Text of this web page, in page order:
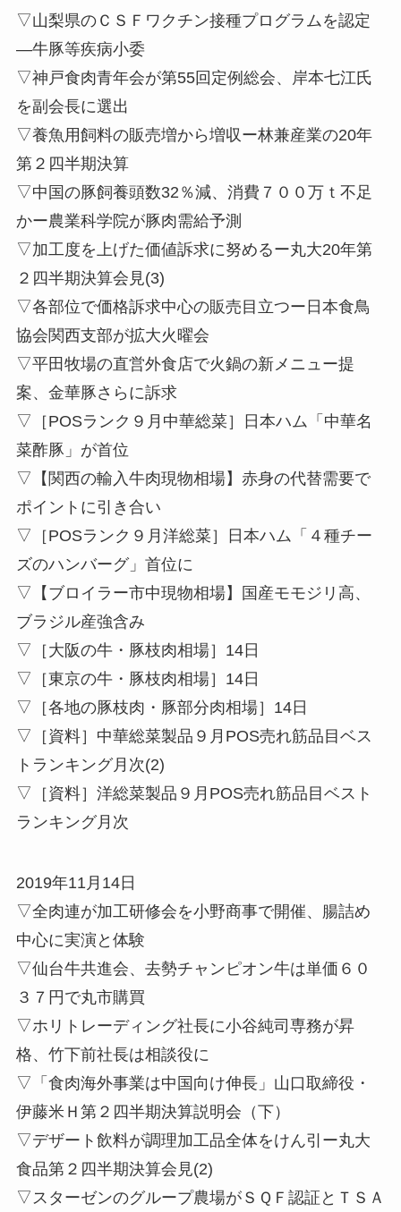
▽山梨県のＣＳＦワクチン接種プログラムを認定
—牛豚等疾病小委
▽神戸食肉青年会が第55回定例総会、岸本七江氏
を副会長に選出
▽養魚用飼料の販売増から増収ー林兼産業の20年
第２四半期決算
▽中国の豚飼養頭数32％減、消費７００万ｔ不足
かー農業科学院が豚肉需給予測
▽加工度を上げた価値訴求に努めるー丸大20年第
２四半期決算会見(3)
▽各部位で価格訴求中心の販売目立つー日本食鳥
協会関西支部が拡大火曜会
▽平田牧場の直営外食店で火鍋の新メニュー提
案、金華豚さらに訴求
▽［POSランク９月中華総菜］日本ハム「中華名
菜酢豚」が首位
▽【関西の輸入牛肉現物相場】赤身の代替需要で
ポイントに引き合い
▽［POSランク９月洋総菜］日本ハム「４種チー
ズのハンバーグ」首位に
▽【ブロイラー市中現物相場】国産モモジリ高、
ブラジル産強含み
▽［大阪の牛・豚枝肉相場］14日
▽［東京の牛・豚枝肉相場］14日
▽［各地の豚枝肉・豚部分肉相場］14日
▽［資料］中華総菜製品９月POS売れ筋品目ベス
トランキング月次(2)
▽［資料］洋総菜製品９月POS売れ筋品目ベスト
ランキング月次
2019年11月14日
▽全肉連が加工研修会を小野商事で開催、腸詰め
中心に実演と体験
▽仙台牛共進会、去勢チャンピオン牛は単価６０
３７円で丸市購買
▽ホリトレーディング社長に小谷純司専務が昇
格、竹下前社長は相談役に
▽「食肉海外事業は中国向け伸長」山口取締役・
伊藤米Ｈ第２四半期決算説明会（下）
▽デザート飲料が調理加工品全体をけん引ー丸大
食品第２四半期決算会見(2)
▽スターゼンのグループ農場がＳＱＦ認証とＴＳＡ